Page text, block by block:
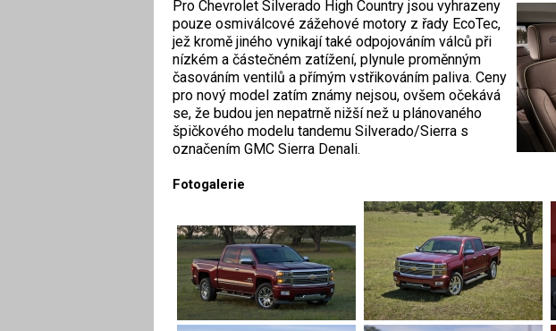
Pro Chevrolet Silverado High Country jsou vyhrazeny
pouze osmiválcové zážehové motory z řady EcoTec,
jež kromě jiného vynikají také odpojováním válců při
nízkém a částečném zatížení, plynule proměnným
časováním ventilů a přímým vstřikováním paliva. Ceny
pro nový model zatím známy nejsou, ovšem očekává
se, že budou jen nepatrně nižší než u plánovaného
špičkového modelu tandemu Silverado/Sierra s
označením GMC Sierra Denali.
Fotogalerie